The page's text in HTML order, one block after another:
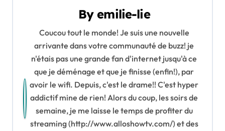
Byemilie-lie
Coucou tout le monde! Je suis une nouvelle
arrivante dans votre communauté de buzz! je
n'étais pas une grande fan d'internet jusqu'à ce
que je déménage et que je finisse (enfin!), par
avoir le wifi. Depuis, c'est le drame!! C'est hyper
addictif mine de rien! Alors du coup, les soirs de
semaine, je me laisse le temps de profiter du
streaming (http://www.alloshowtv.com/) et des